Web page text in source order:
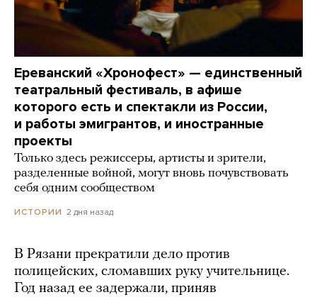
Ереванский «Хронофест» — единственный
театральный фестиваль, в афише
которого есть и спектакли из России,
и работы эмигрантов, и иностранные
проекты
Только здесь режиссеры, артисты и зрители,
разделенные войной, могут вновь почувствовать
себя одним сообществом
ИСТОРИИ 2 дня назад
В Рязани прекратили дело против
полицейских, сломавших руку учительнице.
Год назад ее задержали, приняв